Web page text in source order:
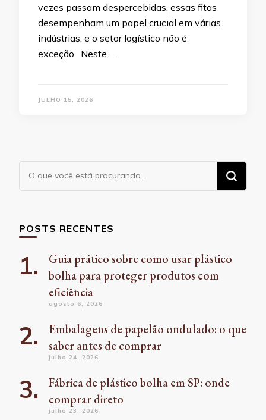
vezes passam despercebidas, essas fitas
desempenham um papel crucial em várias
indústrias, e o setor logístico não é
exceção. Neste …
JULHO 15, 2026
Procurando
algo?
POSTS RECENTES
Guia prático sobre como usar plástico
bolha para proteger produtos com
eficiência
agosto 6, 2026
Embalagens de papelão ondulado: o que
saber antes de comprar
julho 24, 2026
Fábrica de plástico bolha em SP: onde
comprar direto
julho 23, 2026